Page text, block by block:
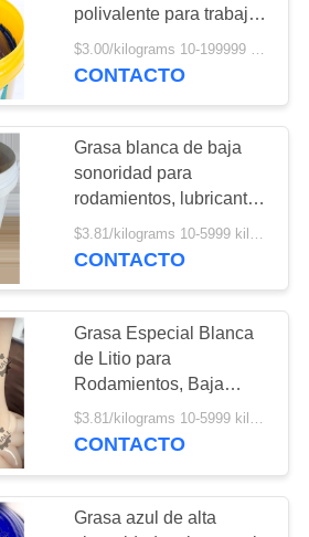
16
motor
103
polivalente para trabajos
pesados
CONTACTO
Grasa blanca de baja
sonoridad para
rodamientos, lubricante
para cadenas de
bicicleta, grasa de litio
$3.81/kilograms 10-5999 kilograms MOQ:10 kilogramos
CONTACTO
Grasa Especial Blanca
de Litio para
Rodamientos, Baja
sonoridad, Tambor de
200L, NLGI2, NLGI3
$3.81/kilograms 10-5999 kilograms MOQ:10 kilogramos
CONTACTO
Grasa azul de alta